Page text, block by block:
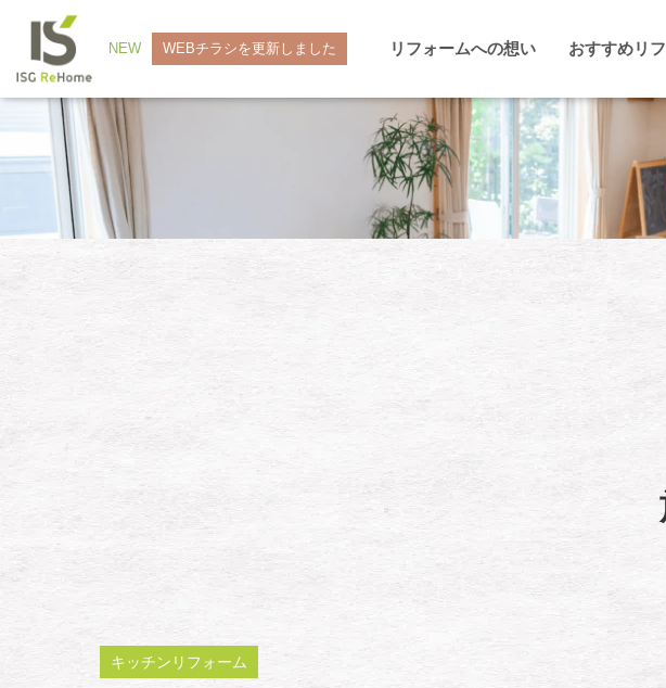
NEW WEBチラシを更新しました リフォームへの想い おすすめリ
キッチンリフォーム